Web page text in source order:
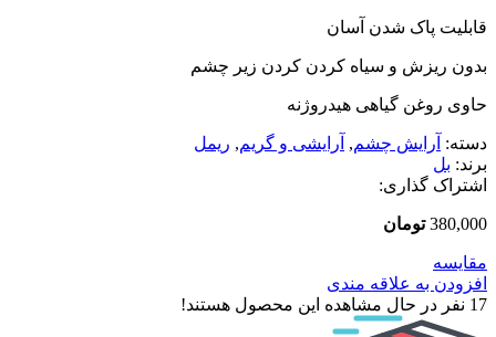
قابلیت پاک شدن آسان
بدون ریزش و سیاه کردن کردن زیر چشم
حاوی روغن گیاهی هیدروژنه
دسته: آرایش چشم, آرایشی و گریم, ریمل
برند: بل
اشتراک گذاری:
380,000 تومان
مقایسه
افزودن به علاقه مندی
17 نفر در حال مشاهده این محصول هستند!